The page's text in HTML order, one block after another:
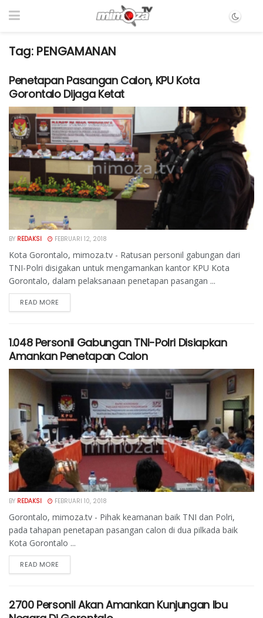
Tag: PENGAMANAN
Penetapan Pasangan Calon, KPU Kota
Gorontalo Dijaga Ketat
BY REDAKSI FEBRUARI 12, 2018
Kota Gorontalo, mimoza.tv - Ratusan personil gabungan dari
TNI-Polri disigakan untuk mengamankan kantor KPU Kota
Gorontalo, dalam pelaksanaan penetapan pasangan ...
READ MORE
1.048 Personil Gabungan TNI-Polri Disiapkan
Amankan Penetapan Calon
BY REDAKSI FEBRUARI 10, 2018
Gorontalo, mimoza.tv - Pihak keamanan baik TNI dan Polri,
pada tahapan penetapan pasangan calon di dua pilkada baik
Kota Gorontalo ...
READ MORE
2700 Personil Akan Amankan Kunjungan Ibu